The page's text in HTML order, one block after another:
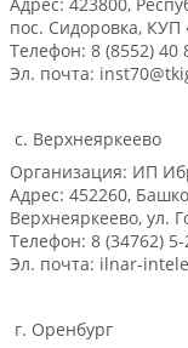
пос. Сидоровка, КУП
Телефон: 8 (8552) 40
Эл. почта:
с. Верхнеяркеево
Организация: ИП
Адрес: 452260,
Верхнеяркеево, ул.
Телефон: 8 (34762)
Эл. почта: ilnar-
г. Оренбург